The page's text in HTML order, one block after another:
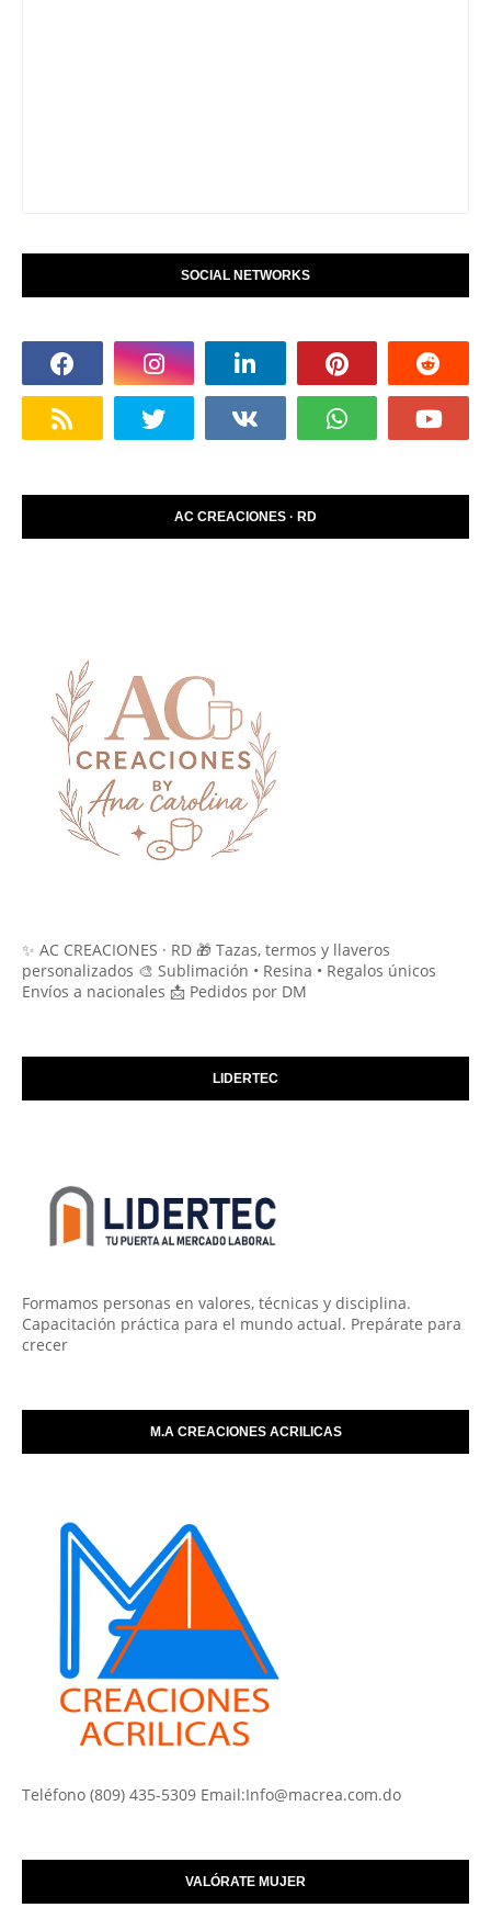
SOCIAL NETWORKS
AC CREACIONES · RD
✨ AC CREACIONES · RD 🎁 Tazas, termos y llaveros
personalizados 🎨 Sublimación • Resina • Regalos únicos
Envíos a nacionales 📩 Pedidos por DM
LIDERTEC
Formamos personas en valores, técnicas y disciplina.
Capacitación práctica para el mundo actual. Prepárate para
crecer
M.A CREACIONES ACRILICAS
Teléfono (809) 435-5309 Email:Info@macrea.com.do
VALÓRATE MUJER